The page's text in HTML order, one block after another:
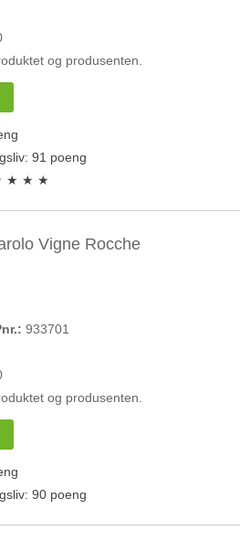
og produsenten.
91 poeng
★ ★ ★
Vigne Rocche
933701
og produsenten.
90 poeng